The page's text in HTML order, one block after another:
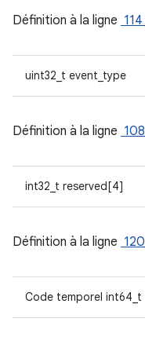
Définition à la ligne 114
uint32_t event_type
Définition à la ligne 108
int32_t reserved[4]
Définition à la ligne 120
Code temporel int64_t